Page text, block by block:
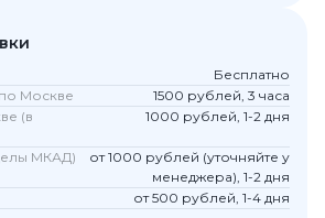
Бесплатно
Москве
1500 рублей, 3 часа
(в
1000 рублей, 1-2 дня
МКАД)
от 1000 рублей (уточняйте у
менеджера), 1-2 дня
от 500 рублей, 1-4 дня